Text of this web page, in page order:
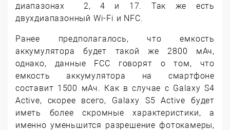
диапазонах 2, 4 и 17. Так же есть
двухдиапазонный Wi-Fi и NFC.
Ранее предполагалось, что емкость
аккумулятора будет такой же 2800 мАч,
однако, данные FCC говорят о том, что
емкость аккумулятора на смартфоне
составит 1500 мАч. Как в случае с Galaxy S4
Active, скорее всего, Galaxy S5 Active будет
иметь более скромные характеристики, а
именно уменьшится разрешение фотокамеры,